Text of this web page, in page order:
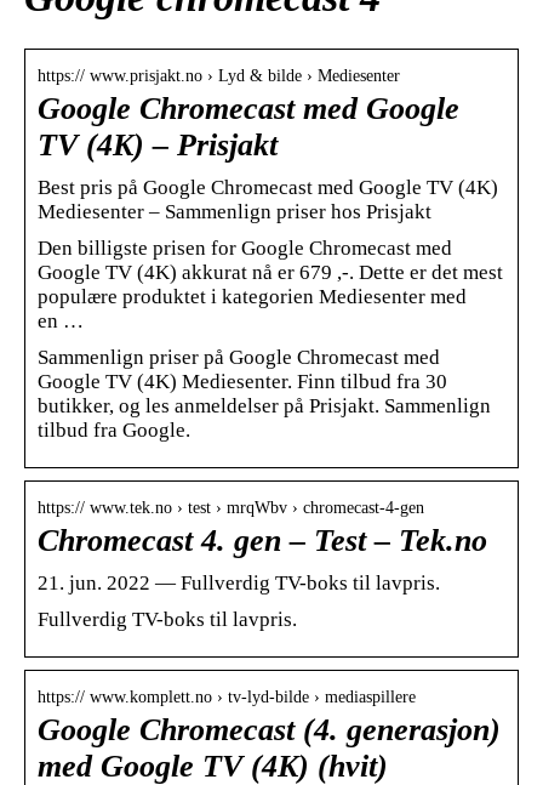
https:// www.prisjakt.no › Lyd & bilde › Mediesenter
Google Chromecast med Google
TV (4K) – Prisjakt
Best pris på Google Chromecast med Google TV (4K)
Mediesenter – Sammenlign priser hos Prisjakt
Den billigste prisen for Google Chromecast med
Google TV (4K) akkurat nå er 679 ,-. Dette er det mest
populære produktet i kategorien Mediesenter med
en …
Sammenlign priser på Google Chromecast med
Google TV (4K) Mediesenter. Finn tilbud fra 30
butikker, og les anmeldelser på Prisjakt. Sammenlign
tilbud fra Google.
https:// www.tek.no › test › mrqWbv › chromecast-4-gen
Chromecast 4. gen – Test – Tek.no
21. jun. 2022 — Fullverdig TV-boks til lavpris.
Fullverdig TV-boks til lavpris.
https:// www.komplett.no › tv-lyd-bilde › mediaspillere
Google Chromecast (4. generasjon)
med Google TV (4K) (hvit)